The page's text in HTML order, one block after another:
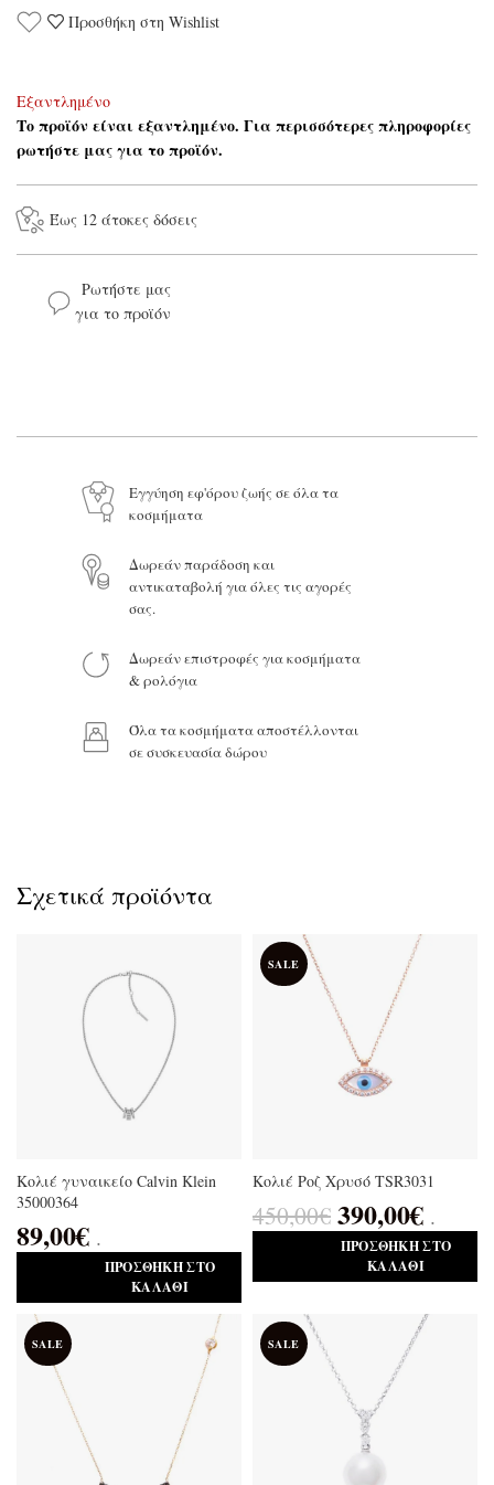
Προσθήκη στη Wishlist
Εξαντλημένο
Το προϊόν είναι εξαντλημένο. Για περισσότερες πληροφορίες
ρωτήστε μας για το προϊόν.
Έως 12 άτοκες δόσεις
Ρωτήστε μας
για το προϊόν
Εγγύηση εφ'όρου ζωής σε όλα τα
κοσμήματα
Δωρεάν παράδοση και
αντικαταβολή για όλες τις αγορές
σας.
Δωρεάν επιστροφές για κοσμήματα
& ρολόγια
Όλα τα κοσμήματα αποστέλλονται
σε συσκευασία δώρου
Σχετικά προϊόντα
Κολιέ γυναικείο Calvin Klein
35000364
89,00€ .
ΠΡΟΣΘΉΚΗ ΣΤΟ
ΚΑΛΆΘΙ
SALE
Κολιέ Ροζ Χρυσό TSR3031
450,00€ 390,00€ .
ΠΡΟΣΘΉΚΗ ΣΤΟ
ΚΑΛΆΘΙ
SALE SALE